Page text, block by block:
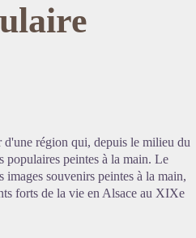
d'une région qui, depuis le milieu du
populaires peintes à la main. Le
images souvenirs peintes à la main,
forts de la vie en Alsace au XIXe